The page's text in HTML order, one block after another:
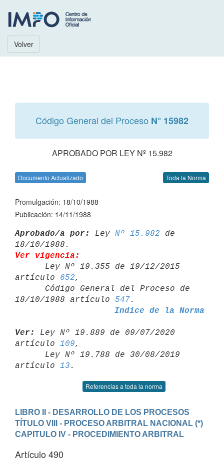
Volver
Código General del Proceso N° 15982
APROBADO POR LEY Nº 15.982
Documento Actualizado Toda la Norma
Promulgación: 18/10/1988
Publicación: 14/11/1988
Aprobado/a por: Ley Nº 15.982 de
Ver vigencia:
artículo 652,
18/10/1988 artículo 547
Indice de la Norma
Ver:
Ley Nº 19.889 de 09/07/2020
artículo 109,
artículo 13
Referencias a toda la norma
LIBRO II - DESARROLLO DE LOS PROCESOS
TÍTULO VIII - PROCESO ARBITRAL NACIONAL (*)
CAPITULO IV - PROCEDIMIENTO ARBITRAL
Artículo 490